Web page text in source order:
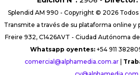
Splendid AM 990 - Copyright © 2026
Transmite a través de su plataforma online y
Freire 932, C1426AVT - Ciudad Autónoma
Whatsapp oyentes: +54 911
comercial@alphamedia.com.ar|